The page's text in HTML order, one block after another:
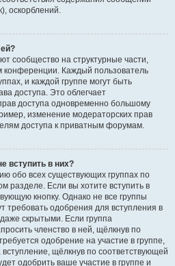
оскорблений.
сообщество на структурные части,
Каждый пользователь
и каждой группе могут быть
доступа. Это облегчает
доступа одновременно большому
изменение модераторских прав
доступа к приватным форумам.
вступить в них?
обо всех существующих группах по
разделе. Если вы хотите вступить в
кнопку. Однако не все группы
требовать одобрения для вступления в
скрытыми. Если группа
членство в ней, щёлкнув по
одобрение на участие в группе,
щёлкнув по соответствующей
одобрить ваше участие в группе и